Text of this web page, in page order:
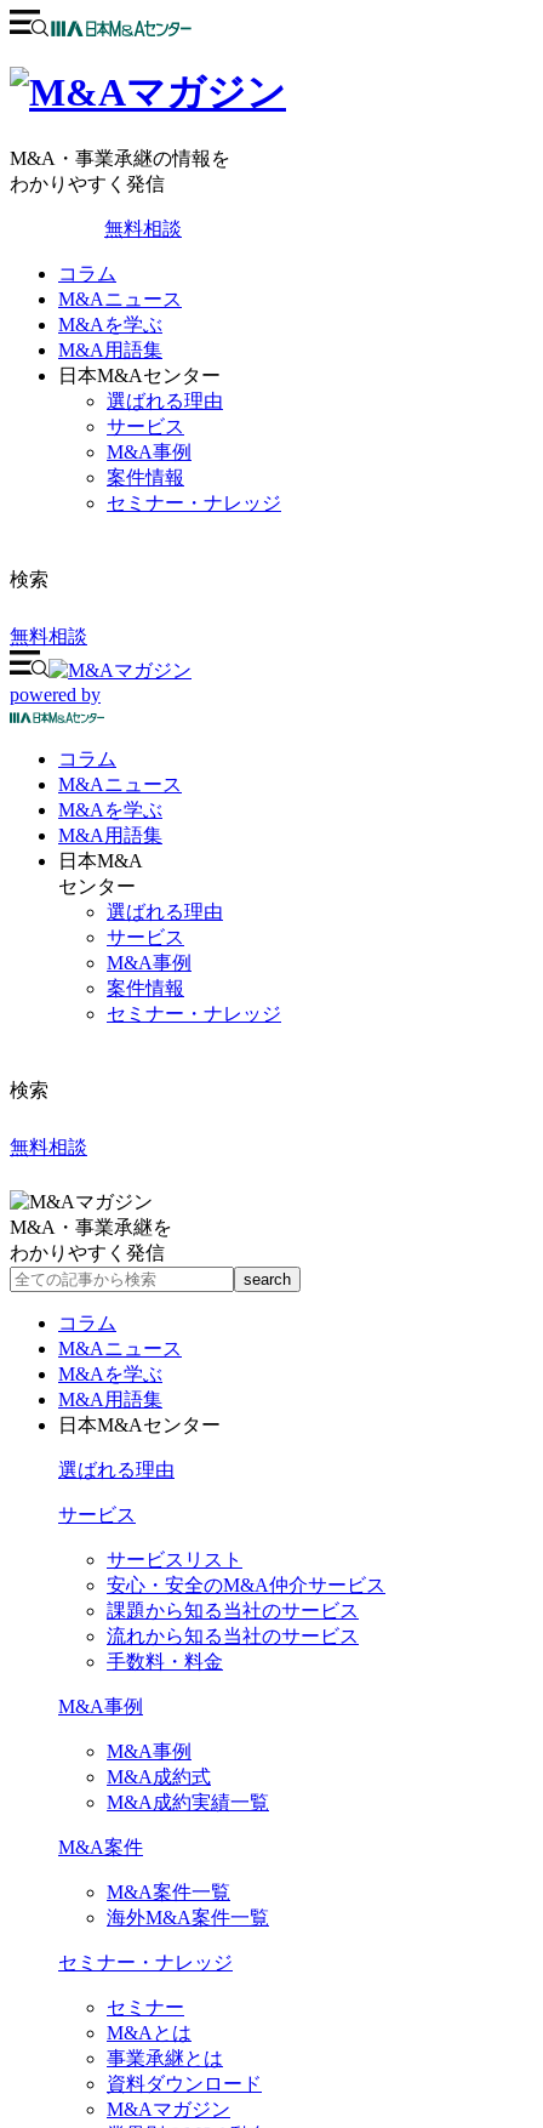
M&A・事業承継の情報を
わかりやすく発信
無料相談
コラム
M&Aニュース
M&Aを学ぶ
M&A用語集
日本M&Aセンター
選ばれる理由
サービス
M&A事例
案件情報
セミナー・ナレッジ
検索
無料相談
powered by
コラム
M&Aニュース
M&Aを学ぶ
M&A 用語集
日本M&A
センター
選ばれる理由
サービス
M&A事例
案件情報
セミナー・ナレッジ
検索
無料相談
M&A・事業承継を
わかりやすく発信
コラム
M&Aニュース
M&Aを学ぶ
M&A用語集
日本M&Aセンター
選ばれる理由
サービス
サービスリスト
安心・安全のM&A仲介サービス
課題から知る当社のサービス
流れから知る当社のサービス
手数料・料金
M&A事例
M&A事例
M&A成約式
M&A成約実績一覧
M&A案件
M&A案件一覧
海外M&A案件一覧
セミナー・ナレッジ
セミナー
M&Aとは
事業承継とは
資料ダウンロード
M&Aマガジン